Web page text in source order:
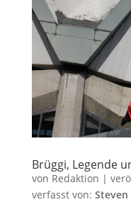
Brüggi, Legende
von Redaktion |
verfasst von: Steven